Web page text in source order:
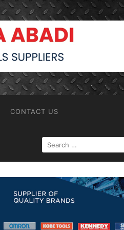
CONTACT US
SEARCH
FOR: